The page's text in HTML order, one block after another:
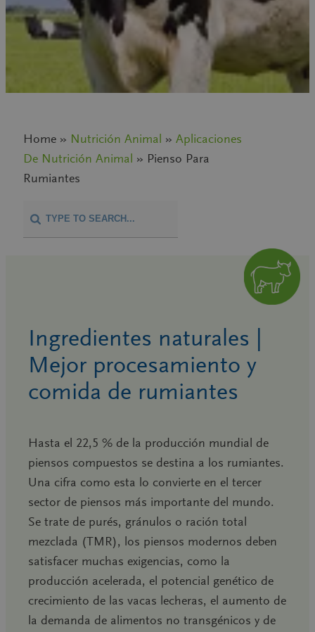
Home » Nutrición Animal » Aplicaciones
De Nutrición Animal » Pienso Para
Rumiantes
Ingredientes naturales |
Mejor procesamiento y
comida de rumiantes
Hasta el 22,5 % de la producción mundial de
piensos compuestos se destina a los rumiantes.
Una cifra como esta lo convierte en el tercer
sector de piensos más importante del mundo.
Se trate de purés, gránulos o ración total
mezclada (TMR), los piensos modernos deben
satisfacer muchas exigencias, como la
producción acelerada, el potencial genético de
crecimiento de las vacas lecheras, el aumento de
la demanda de alimentos no transgénicos y de